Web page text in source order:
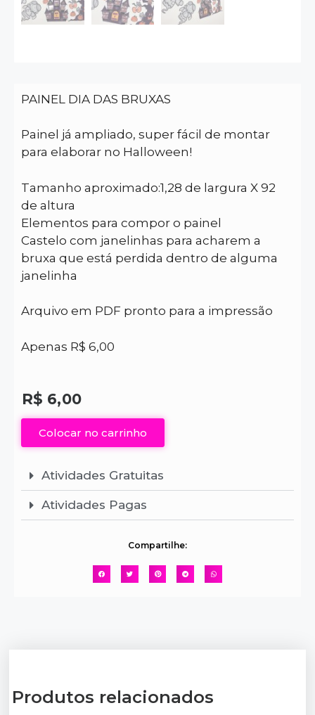
PAINEL DIA DAS BRUXAS
Painel já ampliado, super fácil de montar
para elaborar no Halloween!
Tamanho aproximado:1,28 de largura X 92
de altura
Elementos para compor o painel
Castelo com janelinhas para acharem a
bruxa que está perdida dentro de alguma
janelinha
Arquivo em PDF pronto para a impressão
Apenas R$ 6,00
R$ 6,00
Colocar no carrinho
Atividades Gratuitas
Atividades Pagas
Compartilhe:
Produtos relacionados